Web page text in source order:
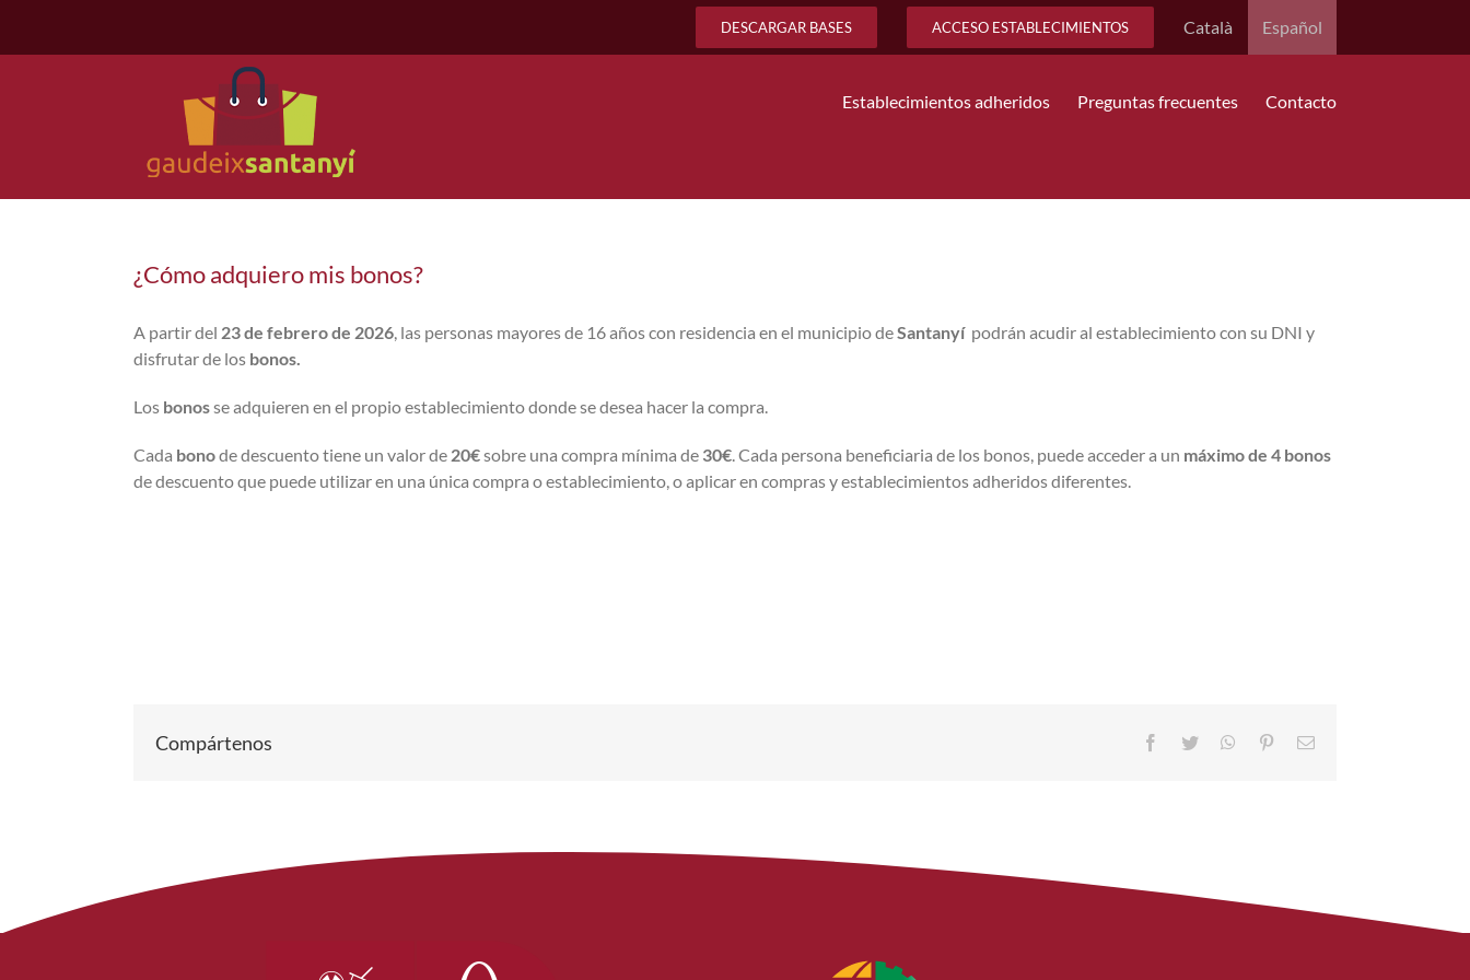
DESCARGAR BASES ACCESO ESTABLECIMIENTOS Català Español
Establecimientos adheridos Preguntas frecuentes Contacto
¿Cómo adquiero mis bonos?
A partir del 23 de febrero de 2026, las personas mayores de 16 años con residencia en el municipio deSantanyí podrán acudir al establecimiento con su DNI y
disfrutar de los bonos.
Los bonosse adquieren en el propio establecimiento donde se desea hacer la compra.
Cada bonode descuento tiene un valor de 20€sobre una compra mínima de 30€. Cada persona beneficiaria de los bonos, puede acceder a un máximo de 4 bonos
de descuento que puede utilizar en una única compra o establecimiento, o aplicar en compras y establecimientos adheridos diferentes.
Compártenos Facebook
Twitter WhatsApp
PinterestCorreo